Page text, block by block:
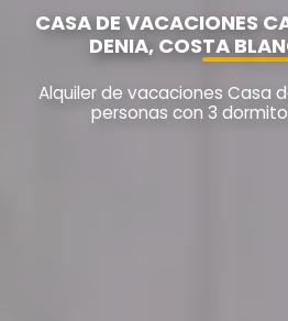
CASA DE VACACIONES
DENIA, COSTA
Alquiler de vacaciones Casa
personas con 3